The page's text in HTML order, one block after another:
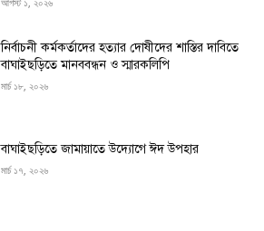
নির্বাচনী কর্মকর্তাদের হত্যার দোষীদের শাস্তির দাবিতে
বাঘাইছড়িতে মানববন্ধন ও স্মারকলিপি
মার্চ ১৮, ২০২৬
বাঘাইছড়িতে জামায়াতে উদ্যোগে ঈদ উপহার
মার্চ ১৭, ২০২৬